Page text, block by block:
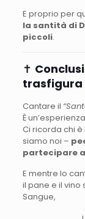
E proprio per
la santità di
piccoli.
✝️
trasfigura
Cantare il
È
Ci ricorda chi è
siamo noi –
partecipare
E mentre lo
il pane e il
Sangue,